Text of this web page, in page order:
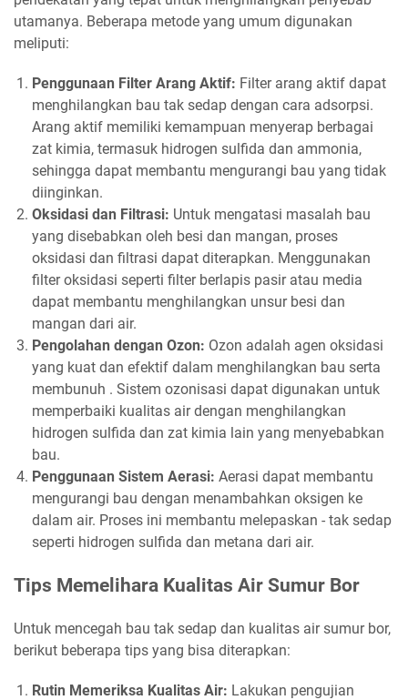
utamanya. Beberapa metode yang umum digunakan
meliputi:
Penggunaan Filter Arang Aktif: Filter arang aktif dapat
menghilangkan bau tak sedap dengan cara adsorpsi.
Arang aktif memiliki kemampuan menyerap berbagai
zat kimia, termasuk hidrogen sulfida dan ammonia,
sehingga dapat membantu mengurangi bau yang tidak
diinginkan.
Oksidasi dan Filtrasi: Untuk mengatasi masalah bau
yang disebabkan oleh besi dan mangan, proses
oksidasi dan filtrasi dapat diterapkan. Menggunakan
filter oksidasi seperti filter berlapis pasir atau media
dapat membantu menghilangkan unsur besi dan
mangan dari air.
Pengolahan dengan Ozon: Ozon adalah agen oksidasi
yang kuat dan efektif dalam menghilangkan bau serta
membunuh . Sistem ozonisasi dapat digunakan untuk
memperbaiki kualitas air dengan menghilangkan
hidrogen sulfida dan zat kimia lain yang menyebabkan
bau.
Penggunaan Sistem Aerasi: Aerasi dapat membantu
mengurangi bau dengan menambahkan oksigen ke
dalam air. Proses ini membantu melepaskan - tak sedap
seperti hidrogen sulfida dan metana dari air.
Tips Memelihara Kualitas Air Sumur Bor
Untuk mencegah bau tak sedap dan kualitas air sumur bor,
berikut beberapa tips yang bisa diterapkan:
Rutin Memeriksa Kualitas Air: Lakukan pengujian